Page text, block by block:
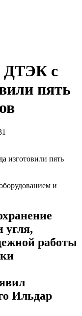
ДТЭК с
пять
и
угля,
работы
Ильдар